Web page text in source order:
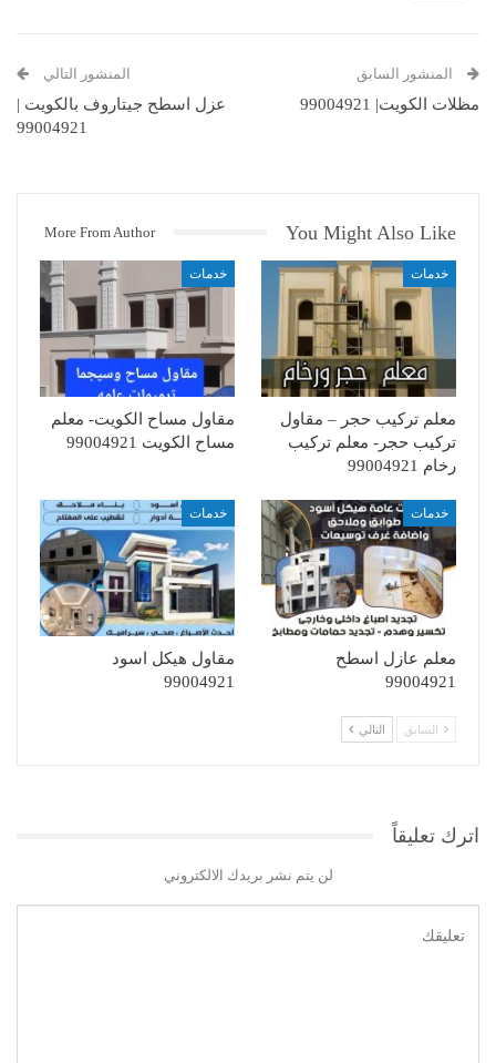
المنشور السابق
مظلات الكويت| 99004921
المنشور التالي
عزل اسطح جيتاروف بالكويت |
99004921
You Might Also Like
More From Author
خدمات
معلم تركيب حجر – مقاول
تركيب حجر- معلم تركيب
رخام 99004921
خدمات
مقاول مساح الكويت- معلم
مساح الكويت 99004921
خدمات
معلم عازل اسطح
99004921
خدمات
مقاول هيكل اسود
99004921
السابق التالي
اترك تعليقاً
لن يتم نشر بريدك الالكتروني